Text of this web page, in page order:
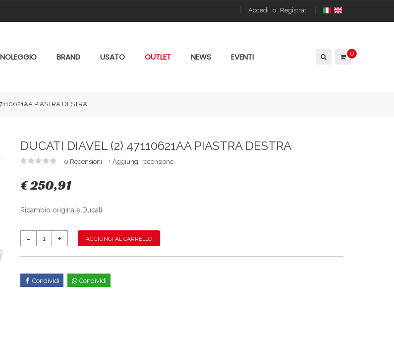
Accedi o Registrati
0
NOLEGGIO BRAND USATO OUTLET NEWS EVENTI
PIASTRA DESTRA
DUCATI DIAVEL (2) 47110621AA PIASTRA DESTRA
0 Recensioni + Aggiungi recensione
€ 250,91
Ricambio originale Ducati
AGGIUNGI AL CARRELLO
Condividi Condividi